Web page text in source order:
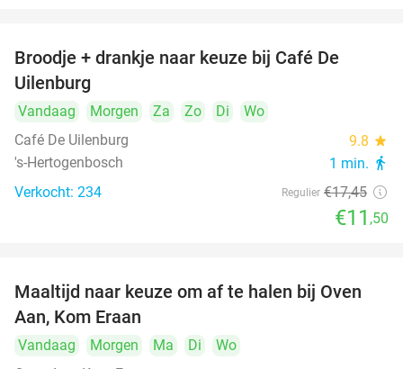
Broodje + drankje naar keuze bij Café De
Uilenburg
Vandaag Morgen Za Zo Di
Wo
Café De Uilenburg
9.8 star
's-Hertogenbosch 1 min. directions_walk
Verkocht: 234 Regulier €17,45
€11 ,50
48%
Maaltijd naar keuze om af te halen bij Oven
Aan, Kom Eraan
Vandaag Morgen Ma Di
Wo